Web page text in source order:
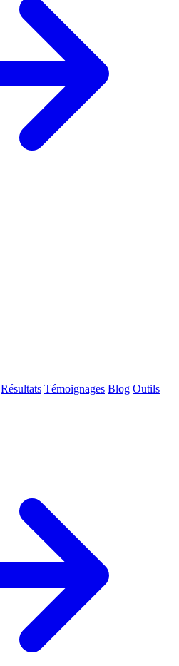
Résultats Témoignages Blog Outils